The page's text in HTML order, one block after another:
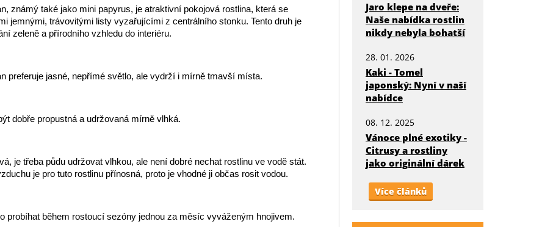
známý také jako mini papyrus, je atraktivní pokojová rostlina, která se
jemnými, trávovitými listy vyzařujícími z centrálního stonku. Tento druh je
zeleně a přírodního vzhledu do interiéru.
preferuje jasné, nepřímé světlo, ale vydrží i mírně tmavší místa.
dobře propustná a udržovaná mírně vlhká.
je třeba půdu udržovat vlhkou, ale není dobré nechat rostlinu ve vodě stát.
je pro tuto rostlinu přínosná, proto je vhodné ji občas rosit vodou.
probíhat během rostoucí sezóny jednou za měsíc vyváženým hnojivem.
Jaro klepe na dveře:
Naše nabídka rostlin
nikdy nebyla bohatší
28. 01. 2026
Kaki - Tomel
japonský: Nyní v naší
nabídce
08. 12. 2025
Vánoce plné exotiky -
Citrusy a rostliny
jako originální dárek
Více článků